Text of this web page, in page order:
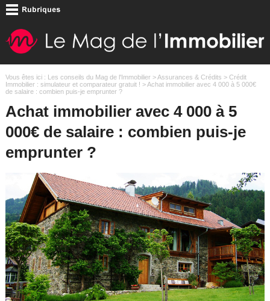
Vous êtes ici : Les conseils du Mag de l'Immobilier>Assurances & Crédits > Crédit
Immobilier : simulateur et comparateur gratuit ! > Achat immobilier avec 4 000 à 5 000€
de salaire : combien puis-je emprunter ?
Achat immobilier avec 4 000 à 5
000€ de salaire : combien puis-je
emprunter ?